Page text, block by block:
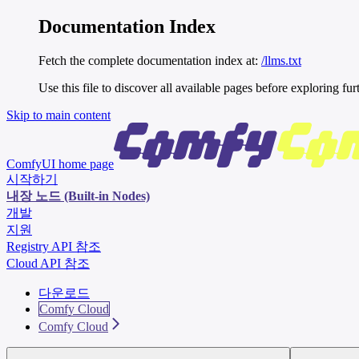
Documentation Index
Fetch the complete documentation index at: /llms.txt
Use this file to discover all available pages before exploring
Skip to main content
ComfyUI home page
시작하기
내장 노드 (Built-in Nodes)
개발
지원
Registry API 참조
Cloud API 참조
다운로드
Comfy Cloud
Comfy Cloud